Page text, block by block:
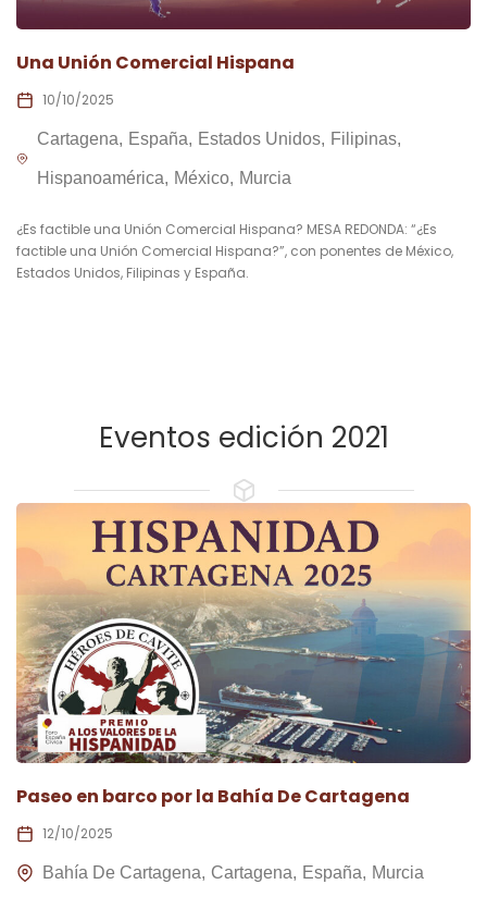
Una Unión Comercial Hispana
10/10/2025
Cartagena España Estados Unidos Filipinas
Hispanoamérica México Murcia
¿Es factible una Unión Comercial Hispana? MESA REDONDA: “¿Es
factible una Unión Comercial Hispana?”, con ponentes de México,
Estados Unidos, Filipinas y España.
Eventos edición 2021
Paseo en barco por la Bahía De Cartagena
12/10/2025
Bahía De Cartagena Cartagena España Murcia